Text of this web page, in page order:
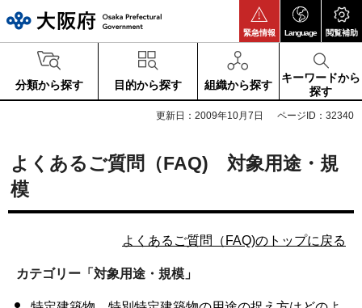
緊急情報 Language 閲覧補助
分類から探す 目的から探す 組織から探す
キーワードから
探す
更新日：2009年10月7日 ページID：32340
よくあるご質問（FAQ) 対象用途・規
模
よくあるご質問（FAQ)のトップに戻る
カテゴリー 「対象用途・規模」